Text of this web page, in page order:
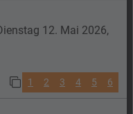
12. Mai 2026,
1 2 3 4 5 6